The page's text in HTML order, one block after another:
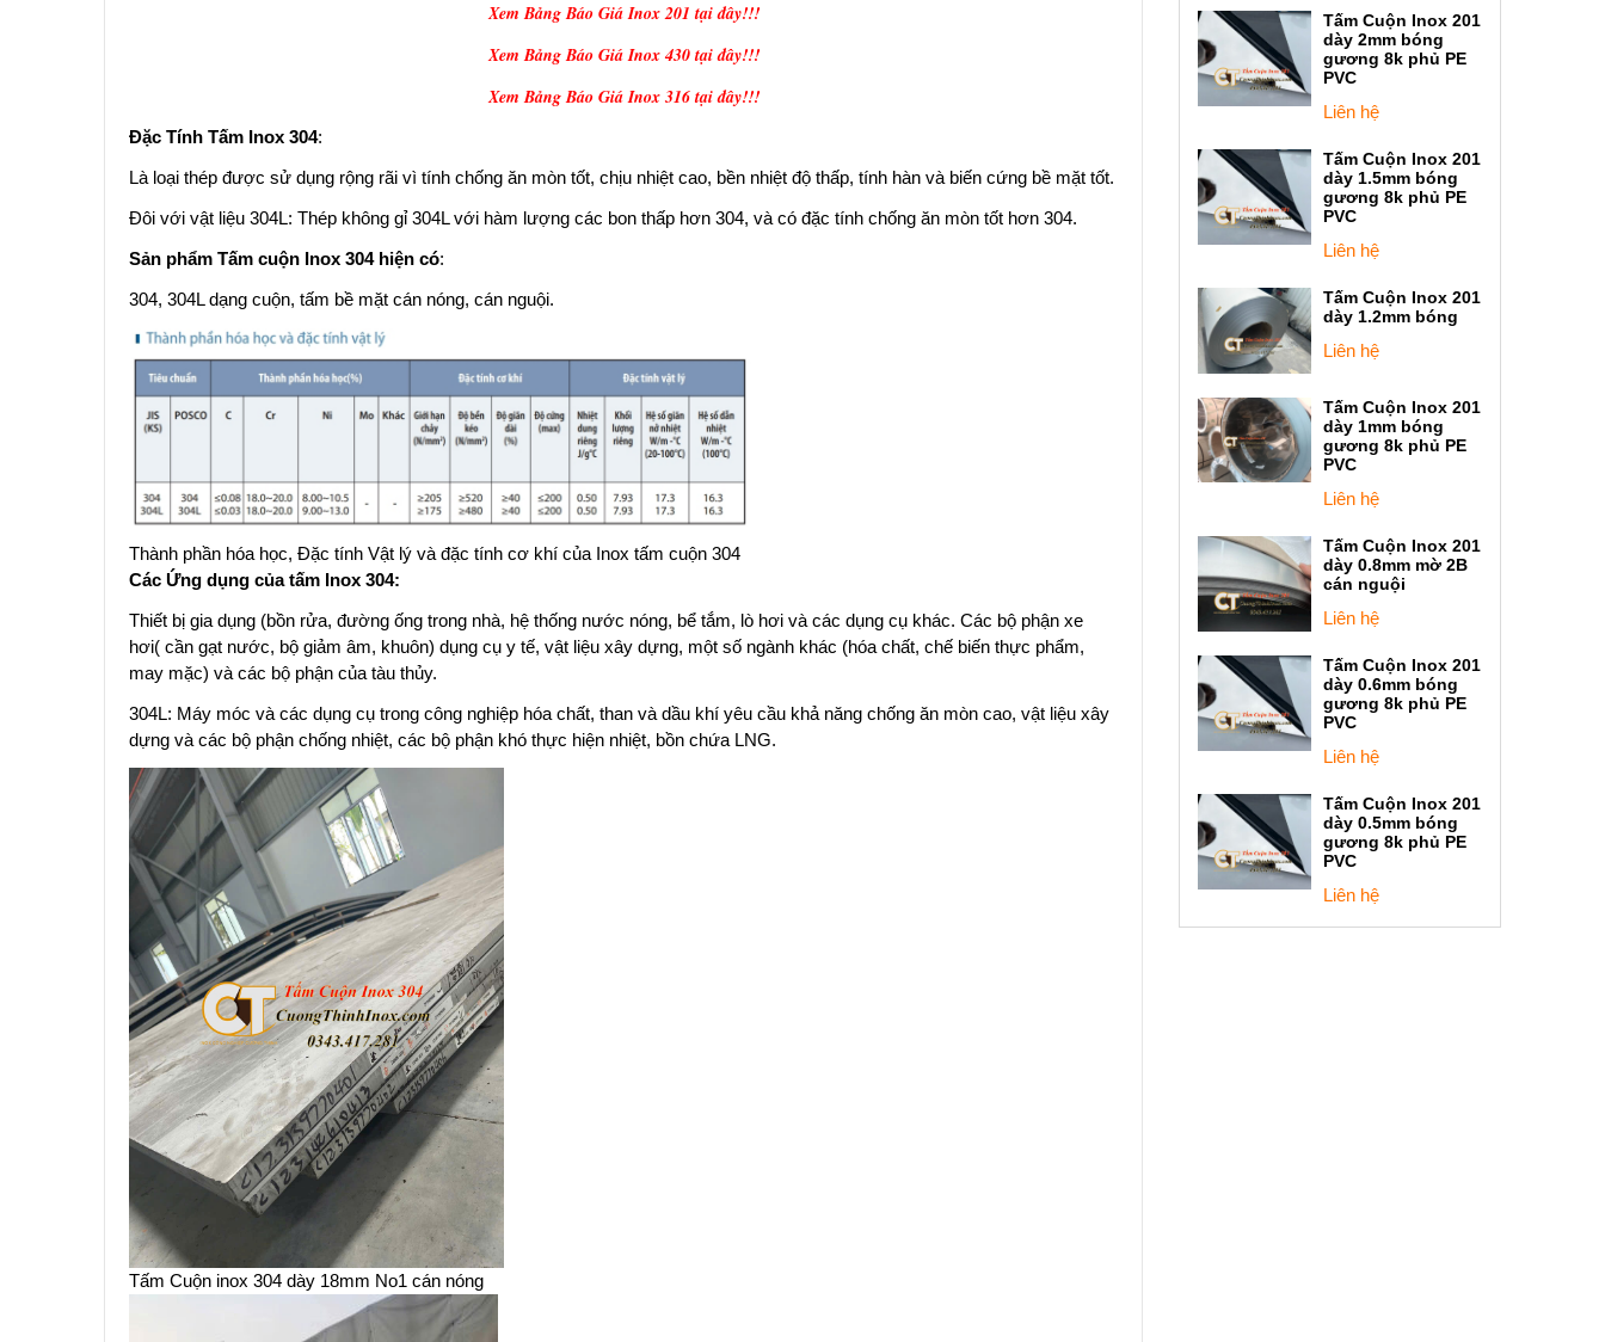
Xem Bảng Báo Giá Inox 201 tại đây!!!
Xem Bảng Báo Giá Inox 430 tại đây!!!
Xem Bảng Báo Giá Inox 316 tại đây!!!
Đặc Tính Tấm Inox 304:
Là loại thép được sử dụng rộng rãi vì tính chống ăn mòn tốt, chịu nhiệt cao, bền nhiệt độ thấp, tính hàn và biến cứng bề mặt tốt.
Đôi với vật liệu 304L: Thép không gỉ 304L với hàm lượng các bon thấp hơn 304, và có đặc tính chống ăn mòn tốt hơn 304.
Sản phẩm Tấm cuộn Inox 304 hiện có:
304, 304L dạng cuộn, tấm bề mặt cán nóng, cán nguội.
Thành phần hóa học, Đặc tính Vật lý và đặc tính cơ khí của Inox tấm cuộn 304
Các Ứng dụng của tấm Inox 304:
Thiết bị gia dụng (bồn rửa, đường ống trong nhà, hệ thống nước nóng, bể tắm, lò hơi và các dụng cụ khác. Các bộ phận xe
hơi( cần gạt nước, bộ giảm âm, khuôn) dụng cụ y tế, vật liệu xây dựng, một số ngành khác (hóa chất, chế biến thực phẩm,
may mặc) và các bộ phận của tàu thủy.
304L: Máy móc và các dụng cụ trong công nghiệp hóa chất, than và dầu khí yêu cầu khả năng chống ăn mòn cao, vật liệu xây
dựng và các bộ phận chống nhiệt, các bộ phận khó thực hiện nhiệt, bồn chứa LNG.
Tấm Cuộn inox 304 dày 18mm No1 cán nóng
Tấm Cuộn Inox 201
dày 2mm bóng
gương 8k phủ PE
PVC
Liên hệ
Tấm Cuộn Inox 201
dày 1.5mm bóng
gương 8k phủ PE
PVC
Liên hệ
Tấm Cuộn Inox 201
dày 1.2mm bóng
Liên hệ
Tấm Cuộn Inox 201
dày 1mm bóng
gương 8k phủ PE
PVC
Liên hệ
Tấm Cuộn Inox 201
dày 0.8mm mờ 2B
cán nguội
Liên hệ
Tấm Cuộn Inox 201
dày 0.6mm bóng
gương 8k phủ PE
PVC
Liên hệ
Tấm Cuộn Inox 201
dày 0.5mm bóng
gương 8k phủ PE
PVC
Liên hệ